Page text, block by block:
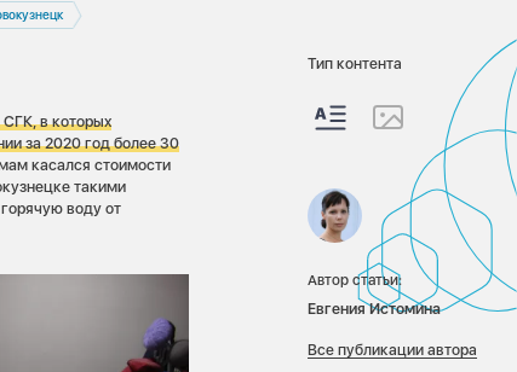
в которых
за 2020 год более 30
касался стоимости
такими
воду от
Тип контента
Автор статьи:
Евгения Истомина
Все публикации автора